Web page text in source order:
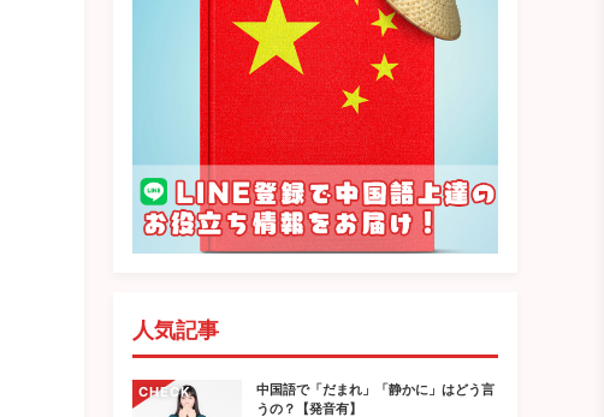
人気記事
CHECK
中国語で「だまれ」「静かに」はどう言
うの？【発音有】